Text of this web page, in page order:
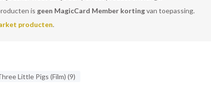
is geen MagicCard Member kortingvan toepassing.
producten.
Little Pigs (Film) (9)